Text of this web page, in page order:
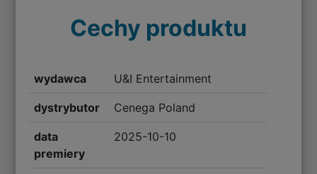
Cechy produktu
wydawca U&I Entertainment
dystrybutor Cenega Poland
data
premiery
2025-10-10